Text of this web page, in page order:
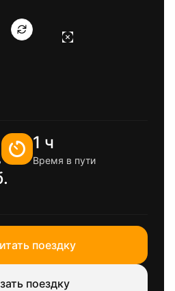
1 ч
Время в пути
поездку
поездку